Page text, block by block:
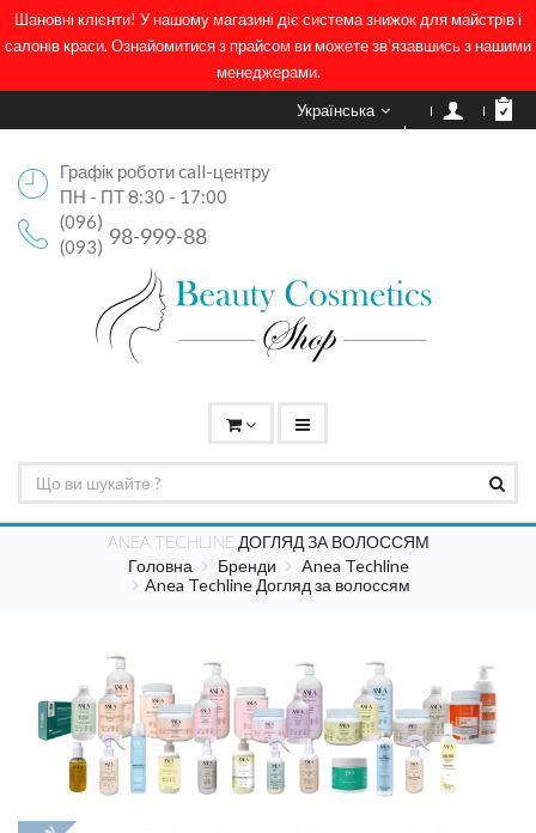
Шановні клієнти! У нашому магазині діє система знижок для майстрів і
салонів краси. Ознайомитися з прайсом ви можете зв'язавшись з нашими
менеджерами.
Українська
Графік роботи call-центру
ПН - ПТ 8:30 - 17:00
(096)
98-999-88
(093)
ANEA TECHLINE ДОГЛЯД ЗА ВОЛОССЯМ
Головна
Бренди
Anea Techline
Anea Techline Догляд за волоссям